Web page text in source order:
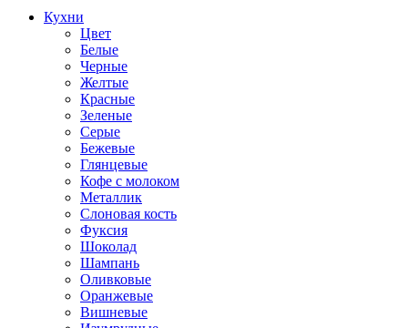
Кухни
Цвет
Белые
Черные
Желтые
Красные
Зеленые
Серые
Бежевые
Глянцевые
Кофе с молоком
Металлик
Слоновая кость
Фуксия
Шоколад
Шампань
Оливковые
Оранжевые
Вишневые